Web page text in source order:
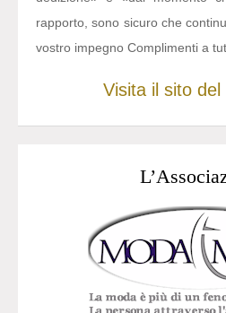
rapporto, sono sicuro che
vostro impegno Complimenti a
Visita il sito